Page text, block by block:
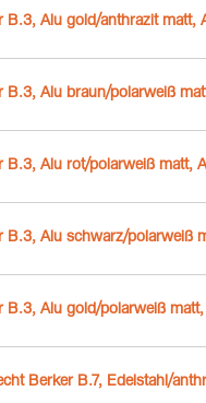
B.3, Alu gold/anthrazit matt,
B.3, Alu braun/polarweiß
B.3, Alu rot/polarweiß matt,
B.3, Alu schwarz/polarweiß
B.3, Alu gold/polarweiß matt,
Berker B.7, Edelstahl/